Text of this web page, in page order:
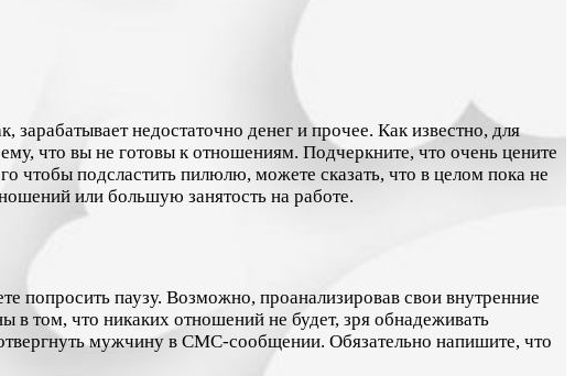
недостаточно денег и прочее. Как известно, для
что вы не готовы к отношениям. Подчеркните, что очень цените
чтобы подсластить пилюлю, можете сказать, что в целом пока не
или большую занятость на работе.
попросить паузу. Возможно, проанализировав свои внутренние
том, что никаких отношений не будет, зря обнадеживать
мужчину в СМС-сообщении. Обязательно напишите, что